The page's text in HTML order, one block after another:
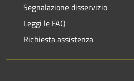
Segnalazione disservizio
Leggi le FAQ
Richiesta assistenza